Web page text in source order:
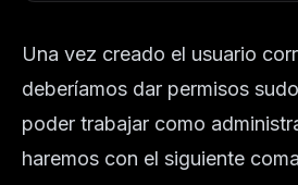
Una vez creado el usuario
deberíamos dar permisos
poder trabajar como
haremos con el siguiente